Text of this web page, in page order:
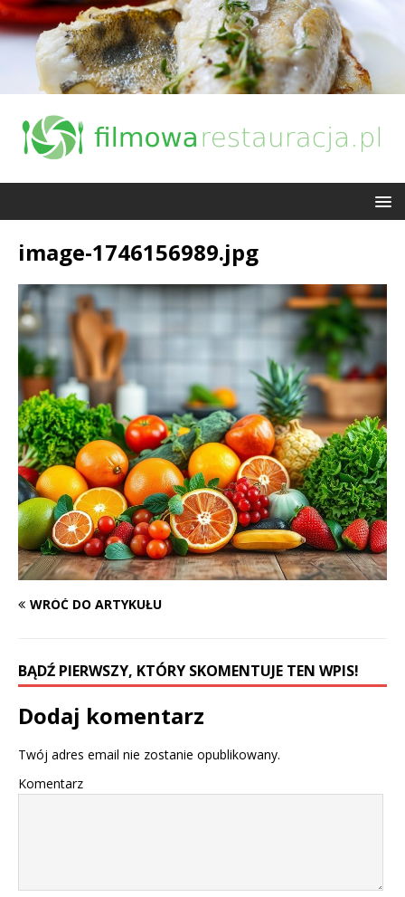
image-1746156989.jpg
WRÓĆ DO ARTYKUŁU
BĄDŹ PIERWSZY, KTÓRY SKOMENTUJE TEN WPIS!
Dodaj komentarz
Twój adres email nie zostanie opublikowany.
Komentarz